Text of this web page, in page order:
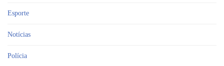
Esporte
Notícias
Polícia